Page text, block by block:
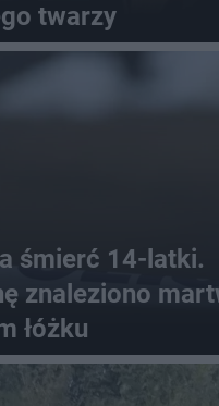
twarzy
śmierć 14-latki.
znaleziono
łóżku